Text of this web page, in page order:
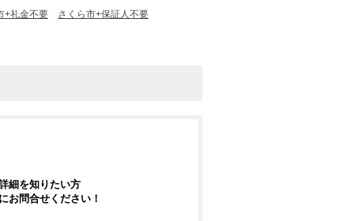
+礼金不要 さくら市+保証人不要
細を知りたい方
お問合せください！